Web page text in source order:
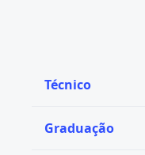
Técnico
Graduação